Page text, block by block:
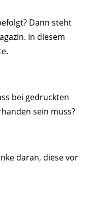
Dann steht
In diesem
bei gedruckten
sein muss?
daran, diese vor